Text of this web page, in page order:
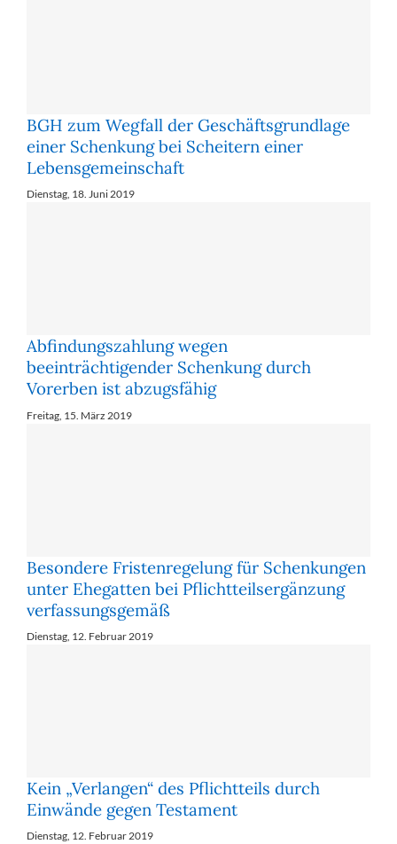
BGH zum Wegfall der Geschäftsgrundlage
einer Schenkung bei Scheitern einer
Lebensgemeinschaft
Dienstag, 18. Juni 2019
Abfindungszahlung wegen
beeinträchtigender Schenkung durch
Vorerben ist abzugsfähig
Freitag, 15. März 2019
Besondere Fristenregelung für Schenkungen
unter Ehegatten bei Pflichtteilsergänzung
verfassungsgemäß
Dienstag, 12. Februar 2019
Kein „Verlangen“ des Pflichtteils durch
Einwände gegen Testament
Dienstag, 12. Februar 2019